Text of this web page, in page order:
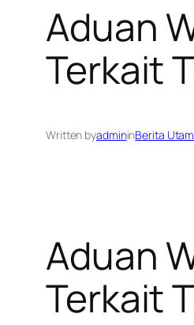
Aduan
Terkait
Written byadmininBerita
Aduan
Terkait